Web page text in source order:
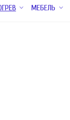
МЕБЕЛЬ